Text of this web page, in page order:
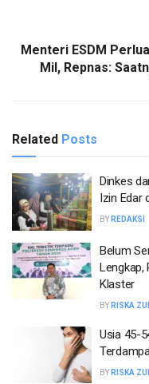
Menteri ESDM
Mil, Repnas:
Related Posts
Dinkes
Izin Edar
BY REDAKSI
Belum
Lengkap,
Klaster
BY RISKA
Usia 45-
BY RISKA